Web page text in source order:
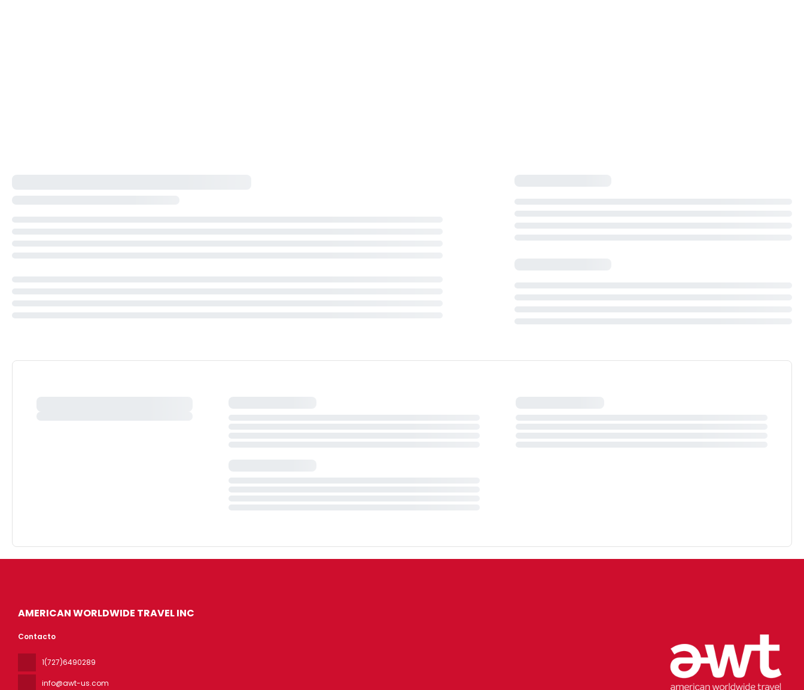
AMERICAN WORLDWIDE TRAVEL INC
Contacto
1(727)6490289
info@awt-us.com